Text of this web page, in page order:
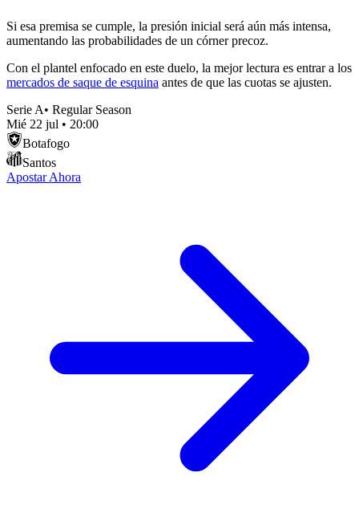
Si esa premisa se cumple, la presión inicial será aún más intensa,
aumentando las probabilidades de un córner precoz.
Con el plantel enfocado en este duelo, la mejor lectura es entrar a los
mercados de saque de esquina antes de que las cuotas se ajusten.
Serie A• Regular Season
Mié 22 jul • 20:00
Botafogo
Santos
Apostar Ahora